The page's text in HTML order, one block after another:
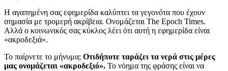
Η αγαπημένη σας εφημερίδα καλύπτει τα γεγονότα που έχουν
σημασία με τρομερή ακρίβεια. Ονομάζεται The Epoch Times.
Αλλά ο κοινωνικός σας κύκλος λέει ότι αυτή η εφημερίδα είναι
«ακροδεξιά».
Το παίρνετε το μήνυμα; Οτιδήποτε ταράζει τα νερά στις μέρες
μας ονομάζεται «ακροδεξιό». Το νόημα της φράσης είναι να